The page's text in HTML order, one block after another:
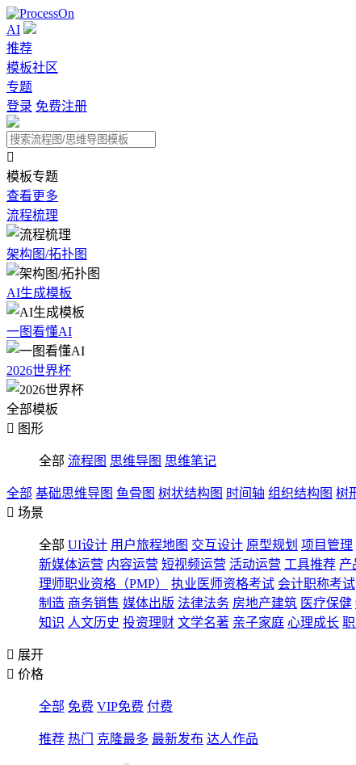
AI
推荐
模板社区
专题
登录 免费注册

模板专题
查看更多
流程梳理
架构图/拓扑图
AI生成模板
一图看懂AI
2026世界杯
全部模板
 图形
全部 流程图 思维导图 思维笔记
全部 基础思维导图 鱼骨图 树状结构图 时间轴 组织结构图 树
 场景
全部 UI设计 用户旅程地图 交互设计 原型规划 项目管理
新媒体运营 内容运营 短视频运营 活动运营 工具推荐 产
理师职业资格（PMP）
执业医师资格考试 会计职称考试
制造 商务销售 媒体出版 法律法务 房地产建筑 医疗保健
知识 人文历史 投资理财 文学名著 亲子家庭 心理成长
 展开
 价格
全部 免费 VIP免费 付费
推荐 热门 克隆最多 最新发布 达人作品